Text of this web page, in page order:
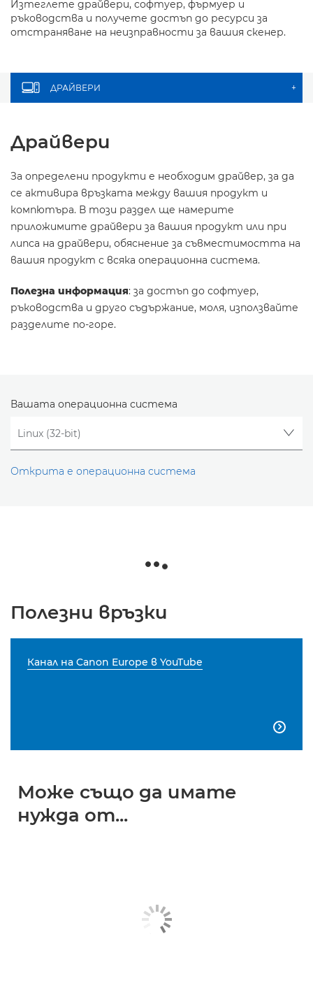
Изтеглете драйвери, софтуер, фърмуер и
ръководства и получете достъп до ресурси за
отстраняване на неизправности за вашия скенер.
ДРАЙВЕРИ +
Драйвери
За определени продукти е необходим драйвер, за да
се активира връзката между вашия продукт и
компютъра. В този раздел ще намерите
приложимите драйвери за вашия продукт или при
липса на драйвери, обяснение за съвместимостта на
вашия продукт с всяка операционна система.
Полезна информация: за достъп до софтуер,
ръководства и друго съдържание, моля, използвайте
разделите по-горе.
Вашата операционна система
Открита е операционна система
Полезни връзки
Канал на Canon Europe в YouTube

Може също да имате
нужда от...